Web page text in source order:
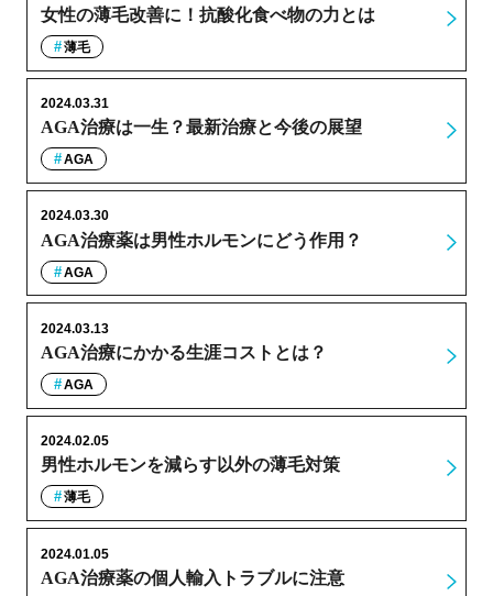
女性の薄毛改善に！抗酸化食べ物の力とは
薄毛
AGA治療は一生？最新治療と今後の展望
2024.03.31
AGA
AGA治療薬は男性ホルモンにどう作用？
2024.03.30
AGA
AGA治療にかかる生涯コストとは？
2024.03.13
AGA
男性ホルモンを減らす以外の薄毛対策
2024.02.05
薄毛
AGA治療薬の個人輸入トラブルに注意
2024.01.05